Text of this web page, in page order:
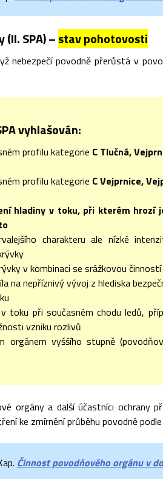
SPA) –stav pohotovosti
nebezpečí povodně přerůstá v
vyhlašován:
profilu kategorie C Tlučná,
profilu kategorie C Vejprnice,
hladiny v toku, při kterém hrozí
charakteru ale nízké
v kombinaci se srážkovou činností
na nepříznivý vývoj z hlediska
toku při současném chodu ledů,
vzniku rozlivů
orgánem vyššího stupně
orgány a další účastníci ochrany
ke zmírnění průběhu povodně
Činnost povodňového orgánu v